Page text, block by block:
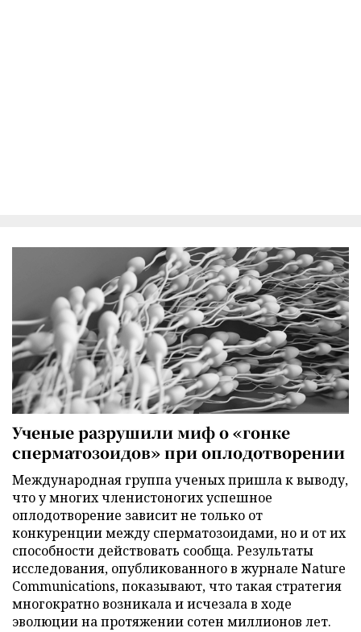
Ученые разрушили миф о «гонке
сперматозоидов» при оплодотворении
Международная группа ученых пришла к выводу,
что у многих членистоногих успешное
оплодотворение зависит не только от
конкуренции между сперматозоидами, но и от их
способности действовать сообща. Результаты
исследования, опубликованного в журнале Nature
Communications, показывают, что такая стратегия
многократно возникала и исчезала в ходе
эволюции на протяжении сотен миллионов лет.